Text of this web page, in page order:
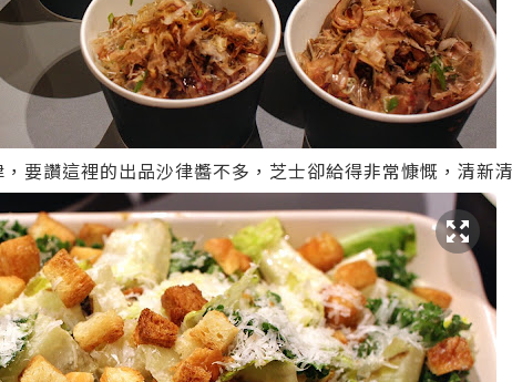
要讚這裡的出品沙律醬不多，芝士卻給得非常慷慨，清新